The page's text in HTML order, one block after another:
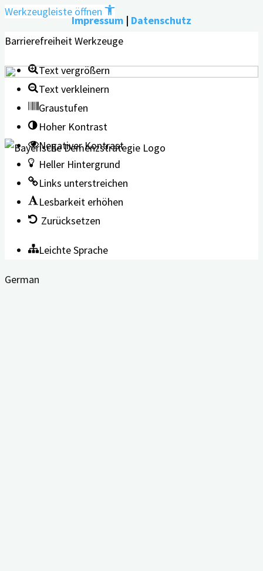
Impressum | Datenschutz
Werkzeugleiste öffnen
Barrierefreiheit Werkzeuge
Text vergrößern
Text verkleinern
Graustufen
Hoher Kontrast
Negativer Kontrast
Heller Hintergrund
Links unterstreichen
Lesbarkeit erhöhen
Zurücksetzen
Leichte Sprache
German